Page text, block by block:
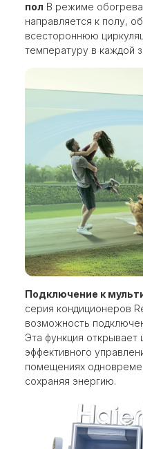
пол В режиме
направляется к полу,
всестороннюю
температуру в каждой
Подключение к
серия кондиционеров
возможность
Эта функция
эффективного
помещениях
сохраняя энергию.